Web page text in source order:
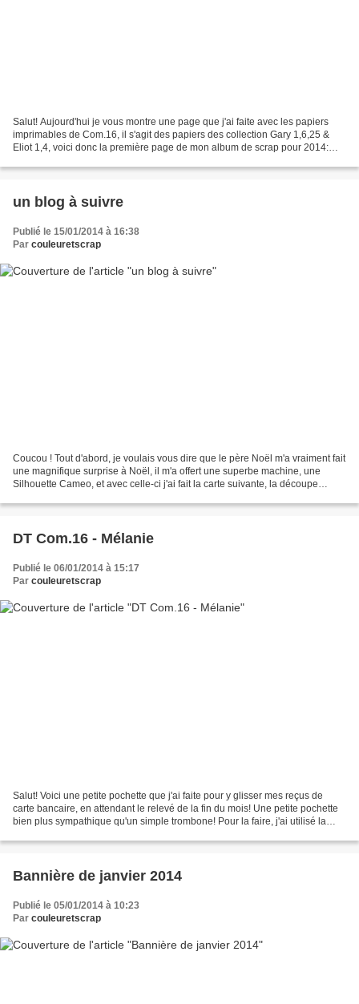
Salut! Aujourd'hui je vous montre une page que j'ai faite avec les papiers
imprimables de Com.16, il s'agit des papiers des collection Gary 1,6,25 &
Eliot 1,4, voici donc la première page de mon album de scrap pour 2014:
un blog à suivre
Publié le 15/01/2014 à 16:38
Par couleuretscrap
Coucou ! Tout d'abord, je voulais vous dire que le père Noël m'a vraiment fait
une magnifique surprise à Noël, il m'a offert une superbe machine, une
Silhouette Cameo, et avec celle-ci j'ai fait la carte suivante, la découpe
DT Com.16 - Mélanie
Publié le 06/01/2014 à 15:17
Par couleuretscrap
Salut! Voici une petite pochette que j'ai faite pour y glisser mes reçus de
carte bancaire, en attendant le relevé de la fin du mois! Une petite pochette
bien plus sympathique qu'un simple trombone! Pour la faire, j'ai utilisé la
Bannière de janvier 2014
Publié le 05/01/2014 à 10:23
Par couleuretscrap